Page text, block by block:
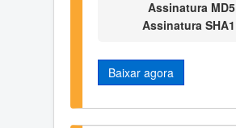
Assinatura MD5
Assinatura SHA1
Baixar agora